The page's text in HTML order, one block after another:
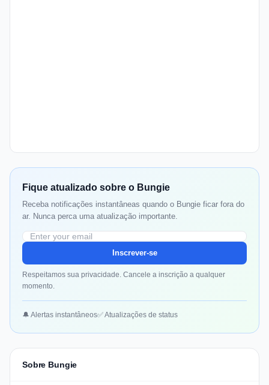
Fique atualizado sobre o Bungie
Receba notificações instantâneas quando o Bungie ficar fora do
ar. Nunca perca uma atualização importante.
Inscrever-se
Respeitamos sua privacidade. Cancele a inscrição a qualquer
momento.
🔔 Alertas instantâneos✅ Atualizações de status
Sobre Bungie